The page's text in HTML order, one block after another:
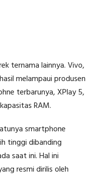
ternama lainnya. Vivo,
melampaui produsen
terbarunya, XPlay 5,
RAM.
smartphone
tinggi dibanding
saat ini. Hal ini
resmi dirilis oleh